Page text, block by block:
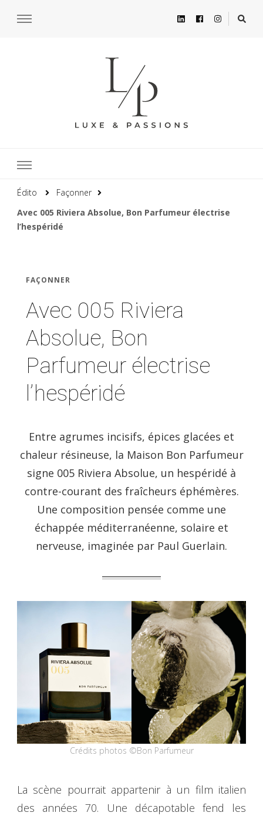
Édito
Façonner
Avec 005 Riviera Absolue, Bon Parfumeur électrise
l’hespéridé
FAÇONNER
Avec 005 Riviera
Absolue, Bon
Parfumeur électrise
l’hespéridé
Entre agrumes incisifs, épices glacées et
chaleur résineuse, la Maison Bon Parfumeur
signe 005 Riviera Absolue, un hespéridé à
contre-courant des fraîcheurs éphémères.
Une composition pensée comme une
échappée méditerranéenne, solaire et
nerveuse, imaginée par Paul Guerlain.
Crédits photos ©Bon Parfumeur
La scène pourrait appartenir à un film italien
des années 70. Une décapotable fend les